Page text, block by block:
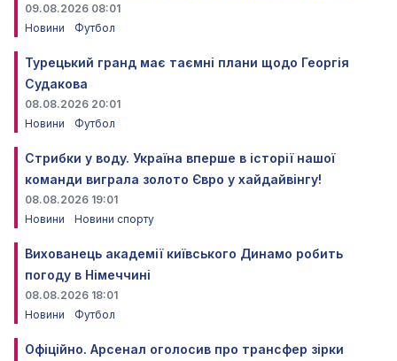
09.08.2026 08:01
Новини
Футбол
Турецький гранд має таємні плани щодо Георгія
Судакова
08.08.2026 20:01
Новини
Футбол
Стрибки у воду. Україна вперше в історії нашої
команди виграла золото Євро у хайдайвінгу!
08.08.2026 19:01
Новини
Новини спорту
Вихованець академії київського Динамо робить
погоду в Німеччині
08.08.2026 18:01
Новини
Футбол
Офіційно. Арсенал оголосив про трансфер зірки